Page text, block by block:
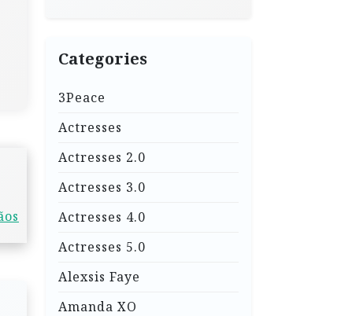
Categories
3Peace
Actresses
Actresses 2.0
Actresses 3.0
Actresses 4.0
Actresses 5.0
Alexsis Faye
Amanda XO